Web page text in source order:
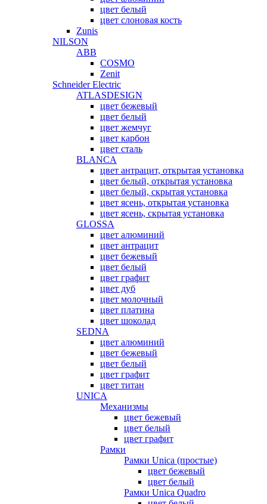
цвет белый
цвет слоновая кость
Zunis
NILSON
ABB
COSMO
Zenit
Schneider Electric
ATLASDESIGN
цвет бежевый
цвет белый
цвет жемчуг
цвет карбон
цвет сталь
BLANCA
цвет антрацит, открытая установка
цвет белый, открытая установка
цвет белый, скрытая установка
цвет ясень, открытая установка
цвет ясень, скрытая установка
GLOSSA
цвет алюминий
цвет антрацит
цвет бежевый
цвет белый
цвет графит
цвет дуб
цвет молочный
цвет платина
цвет шоколад
SEDNA
цвет алюминий
цвет бежевый
цвет белый
цвет графит
цвет титан
UNICA
Механизмы
цвет бежевый
цвет белый
цвет графит
Рамки
Рамки Unica (простые)
цвет бежевый
цвет белый
Рамки Unica Quadro